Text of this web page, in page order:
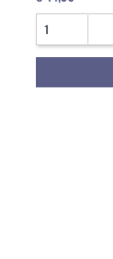
Quantità